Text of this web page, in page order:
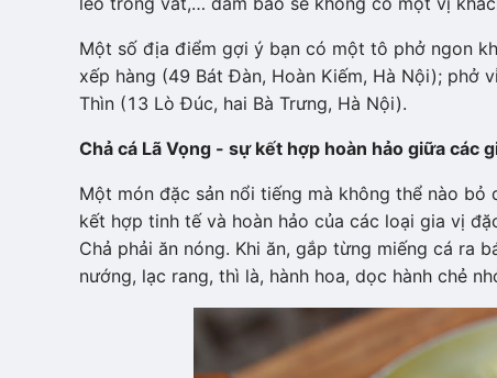
Một số địa điểm gợi ý bạn có một tô phở ngon
xếp hàng (49 Bát Đàn, Hoàn Kiếm, Hà Nội); phở
Thìn (13 Lò Đúc, hai Bà Trưng, Hà Nội).
Chả cá Lã Vọng - sự kết hợp hoàn hảo giữa các
Một món đặc sản nổi tiếng mà không thể nào
kết hợp tinh tế và hoàn hảo của các loại gia vị
Chả phải ăn nóng. Khi ăn, gắp từng miếng cá ra
nướng, lạc rang, thì là, hành hoa, dọc hành chẻ